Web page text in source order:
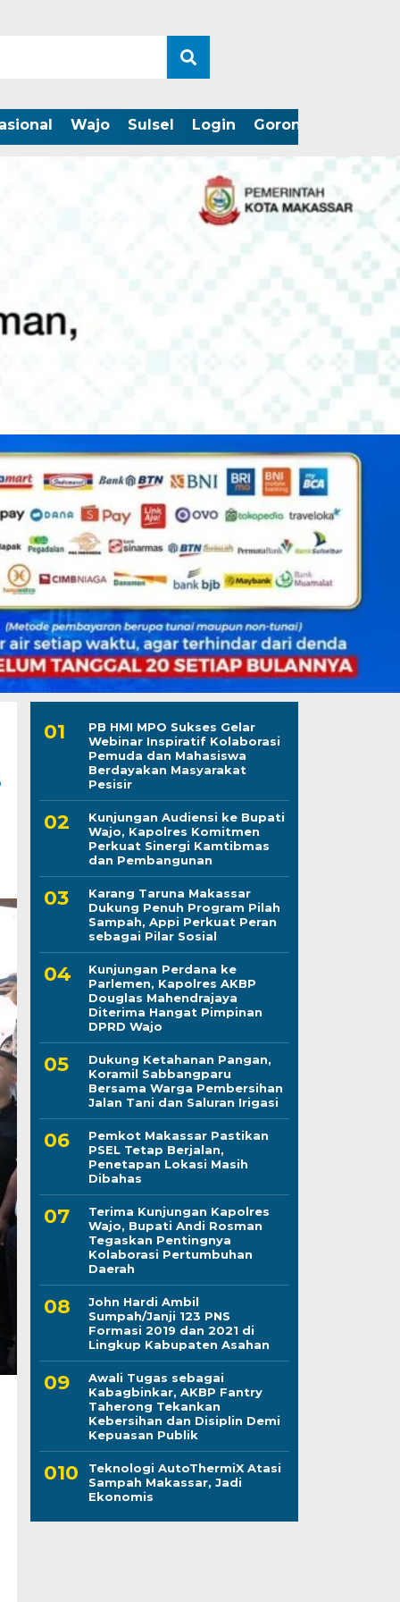
Wajo Sulsel Login Gorontalo
PB HMI MPO Sukses Gelar
Webinar Inspiratif Kolaborasi
Pemuda dan Mahasiswa
Berdayakan Masyarakat
Pesisir
Kunjungan Audiensi ke Bupati
Wajo, Kapolres Komitmen
Perkuat Sinergi Kamtibmas
dan Pembangunan
Karang Taruna Makassar
Dukung Penuh Program Pilah
Sampah, Appi Perkuat Peran
sebagai Pilar Sosial
Kunjungan Perdana ke
Parlemen, Kapolres AKBP
Douglas Mahendrajaya
Diterima Hangat Pimpinan
DPRD Wajo
Dukung Ketahanan Pangan,
Koramil Sabbangparu
Bersama Warga Pembersihan
Jalan Tani dan Saluran Irigasi
Pemkot Makassar Pastikan
PSEL Tetap Berjalan,
Penetapan Lokasi Masih
Dibahas
Terima Kunjungan Kapolres
Wajo, Bupati Andi Rosman
Tegaskan Pentingnya
Kolaborasi Pertumbuhan
Daerah
John Hardi Ambil
Sumpah/Janji 123 PNS
Formasi 2019 dan 2021 di
Lingkup Kabupaten Asahan
Awali Tugas sebagai
Kabagbinkar, AKBP Fantry
Taherong Tekankan
Kebersihan dan Disiplin Demi
Kepuasan Publik
Teknologi AutoThermiX Atasi
Sampah Makassar, Jadi
Ekonomis